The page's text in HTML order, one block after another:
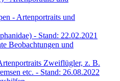
- Artenportraits und
- Stand: 22.02.2021
Beobachtungen und
Zweiflügler, z. B.
etc. - Stand: 26.08.2022